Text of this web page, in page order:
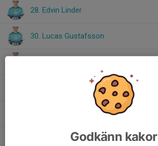
28. Edvin Linder
30. Lucas Gustafsson
73. Edvin LundbergGodkänn kakor